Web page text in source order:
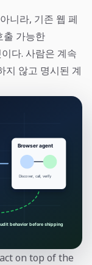
니라, 기존 웹 페
출 가능한
다. 사람은 계속
지 않고 명시된 계
on top of the